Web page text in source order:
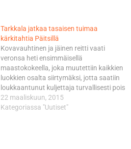
Tarkkala jatkaa tasaisen tuimaa
kärkitahtia Päitsillä
Kovavauhtinen ja jäinen reitti vaati
veronsa heti ensimmäisellä
maastokokeella, joka muutettiin kaikkien
luokkien osalta siirtymäksi, jotta saatiin
loukkaantunut kuljettaja turvallisesti pois
reitiltä. Edellisiltä vuosilta tutuilla Lahden
ja Mäntsälän välisillä neljällä
22 maaliskuun, 2015
Kategoriassa "Uutiset"